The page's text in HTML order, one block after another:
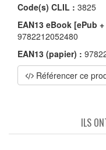
Code(s) CLIL : 3825
EAN13 eBook [ePub
9782212052480
EAN13 (papier) :
Référencer ce
ILS